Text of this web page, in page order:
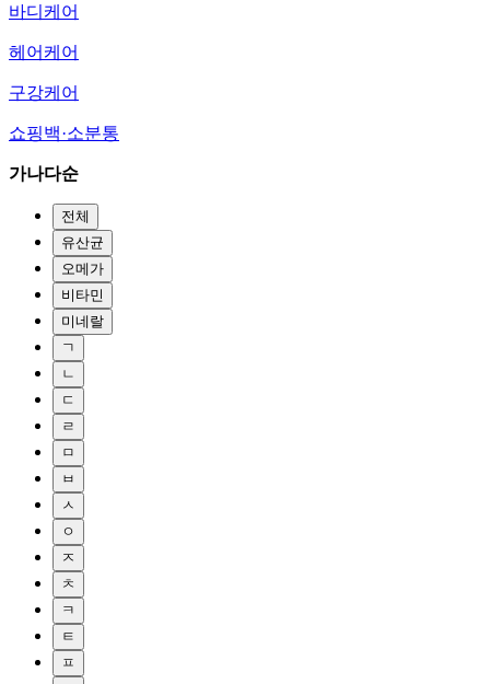
바디케어
헤어케어
구강케어
쇼핑백·소분통
가나다순
전체
유산균
오메가
비타민
미네랄
ㄱ
ㄴ
ㄷ
ㄹ
ㅁ
ㅂ
ㅅ
ㅇ
ㅈ
ㅊ
ㅋ
ㅌ
ㅍ